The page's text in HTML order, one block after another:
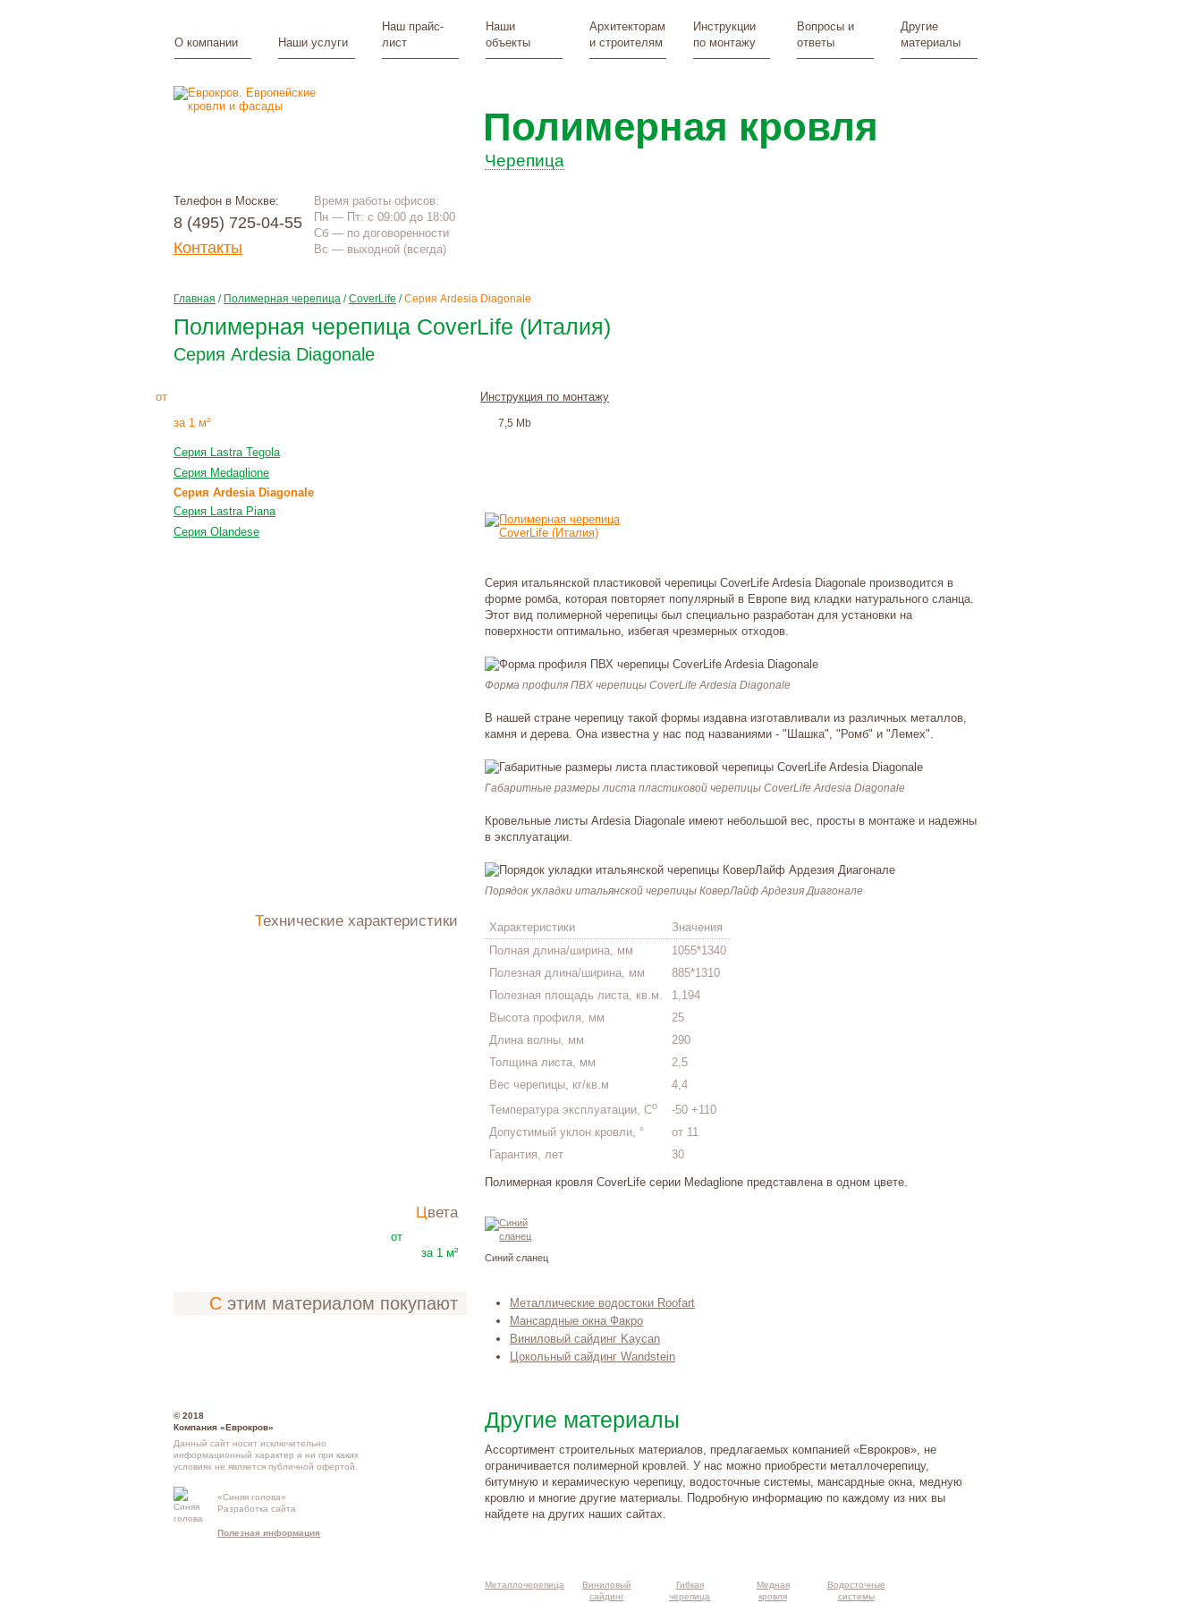
О компании Наши услуги
Наш прайс-
лист
Наши
объекты
Архитекторам
и строителям
Инструкции
по монтажу
Вопросы и
ответы
Другие
материалы
Телефон в Москве:
8 (495) 725-04-55
Контакты
Время работы офисов:
Пн — Пт: с 09:00 до 18:00
Сб — по договоренности
Вс — выходной (всегда)
Полимерная кровля
Черепица
Главная / Полимерная черепица /CoverLife /Серия Ardesia Diagonale
Полимерная черепица CoverLife (Италия)
Серия Ardesia Diagonale
от
за 1 м²
Инструкция по монтажу
7,5 Mb
Серия Lastra Tegola
Серия Medaglione
Серия Ardesia Diagonale
Серия Lastra Piana
Серия Olandese
Серия итальянской пластиковой черепицы CoverLife Ardesia Diagonale производится в
форме ромба, которая повторяет популярный в Европе вид кладки натурального сланца.
Этот вид полимерной черепицы был специально разработан для установки на
поверхности оптимально, избегая чрезмерных отходов.
Форма профиля ПВХ черепицы CoverLife Ardesia Diagonale
В нашей стране черепицу такой формы издавна изготавливали из различных металлов,
камня и дерева. Она известна у нас под названиями - "Шашка", "Ромб" и "Лемех".
Габаритные размеры листа пластиковой черепицы CoverLife Ardesia Diagonale
Кровельные листы Ardesia Diagonale имеют небольшой вес, просты в монтаже и надежны
в эксплуатации.
Порядок укладки итальянской черепицы КоверЛайф Ардезия Диагонале
Технические характеристики Характеристики
Значения
Полная длина/ширина, мм
1055*1340
Полезная длина/ширина, мм
885*1310
Полезная площадь листа, кв.м.
1,194
Высота профиля, мм
25
Длина волны, мм
290
Толщина листа, мм
2,5
Вес черепицы, кг/кв.м
4,4
Температура эксплуатации, Со
-50 +110
Допустимый уклон кровли, °
от 11
Гарантия, лет
30
Полимерная кровля CoverLife серии Medaglione представлена в одном цвете.
Цвета
от
за 1 м² Синий сланец
С этим материалом покупают
Металлические водостоки Roofart
Мансардные окна Факро
Виниловый сайдинг Kaycan
Цокольный сайдинг Wandstein
© 2018
Компания «Еврокров»
Данный сайт носит исключительно
информационный характер и ни при каких
условиях не является публичной офертой.
«Синяя голова»
Разработка сайта
Полезная информация
Другие материалы
Ассортимент строительных материалов, предлагаемых компанией «Еврокров», не
ограничивается полимерной кровлей. У нас можно приобрести металлочерепицу,
битумную и керамическую черепицу, водосточные системы, мансардные окна, медную
кровлю и многие другие материалы. Подробную информацию по каждому из них вы
найдете на других наших сайтах.
Металлочерепица
Виниловый
сайдинг
Гибкая
черепица
Медная
кровля
Водосточные
системы